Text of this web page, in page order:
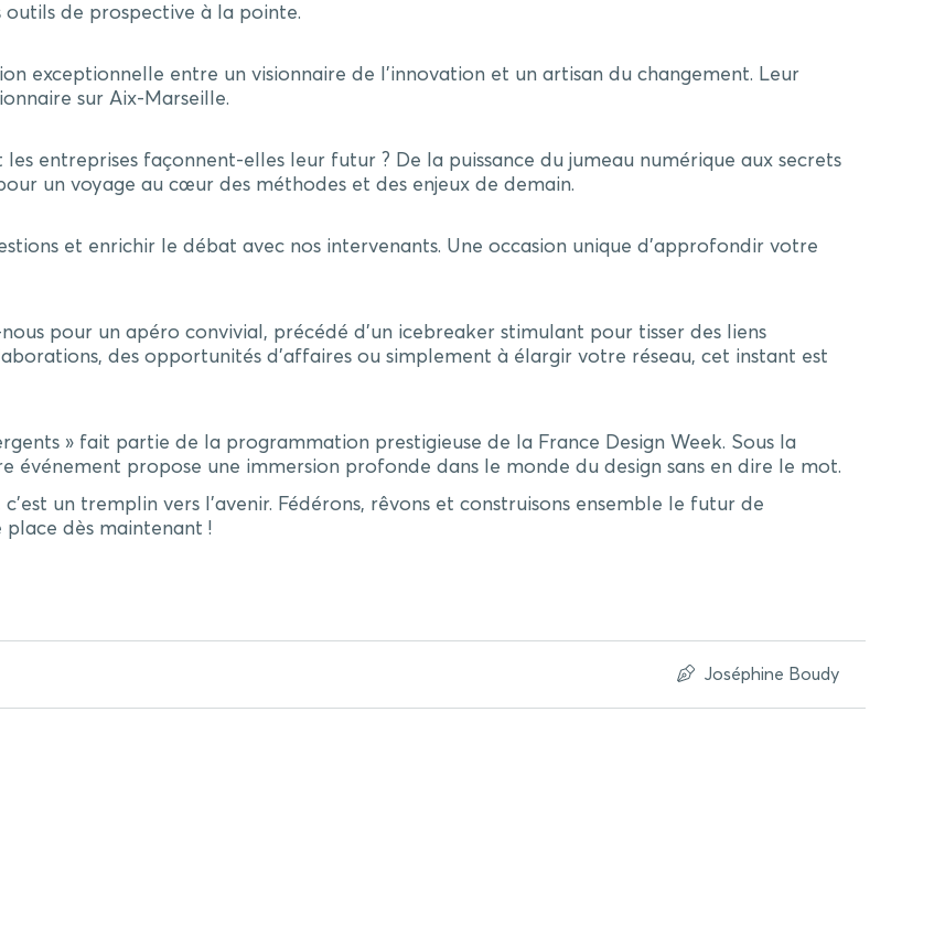
outils de prospective à la pointe.
exceptionnelle entre un visionnaire de l’innovation et un artisan du changement. Leur
sur Aix-Marseille.
entreprises façonnent-elles leur futur ? De la puissance du jumeau numérique aux secrets
un voyage au cœur des méthodes et des enjeux de demain.
et enrichir le débat avec nos intervenants. Une occasion unique d’approfondir votre
pour un apéro convivial, précédé d’un icebreaker stimulant pour tisser des liens
des opportunités d’affaires ou simplement à élargir votre réseau, cet instant est
» fait partie de la programmation prestigieuse de la France Design Week. Sous la
événement propose une immersion profonde dans le monde du design sans en dire le mot.
c’est un tremplin vers l’avenir. Fédérons, rêvons et construisons ensemble le futur de
place dès maintenant !
Joséphine Boudy